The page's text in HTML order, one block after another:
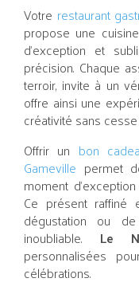
Votre restaurant
propose une
d’exception et
précision. Chaque
terroir, invite à un
offre ainsi une
créativité sans
Offrir un bon
Gameville permet
moment
Ce présent raffiné
dégustation ou
inoubliable. Le
personnalisées
célébrations.